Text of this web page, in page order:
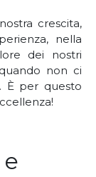
crescita,
nella
dei nostri
non ci
È per questo